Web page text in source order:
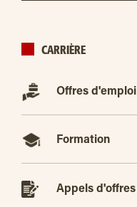
CARRIÈRE
Offres d'emploi
Formation
Appels d'offres